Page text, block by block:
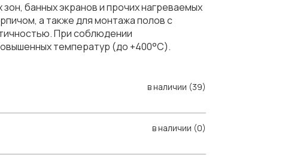
банных экранов и прочих нагреваемых
а также для монтажа полов с
При соблюдении
температур (до +400°С).
в наличии (39)
в наличии (0)